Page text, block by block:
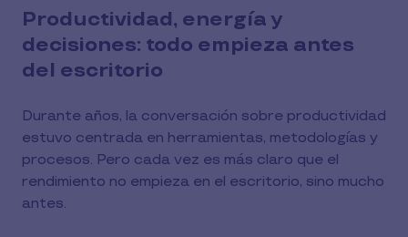
Productividad, energía y
decisiones: todo empieza antes
del escritorio
Durante años, la conversación sobre productividad
estuvo centrada en herramientas, metodologías y
procesos. Pero cada vez es más claro que el
rendimiento no empieza en el escritorio, sino mucho
antes.